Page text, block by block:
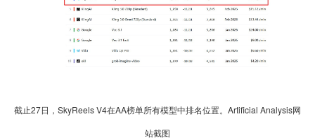
截止27日，SkyReels V4在AA榜单所有模型中排名位置。Artificial Analysis网
站截图